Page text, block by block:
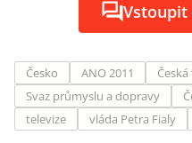
Vstoupit
Česko ANO 2011
Svaz průmyslu a dopravy
televize
vláda Petra Fialy